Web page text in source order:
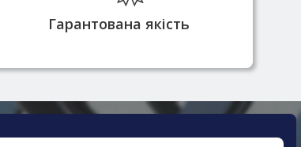
Гарантована якість
всі необхідні сертифікати якості